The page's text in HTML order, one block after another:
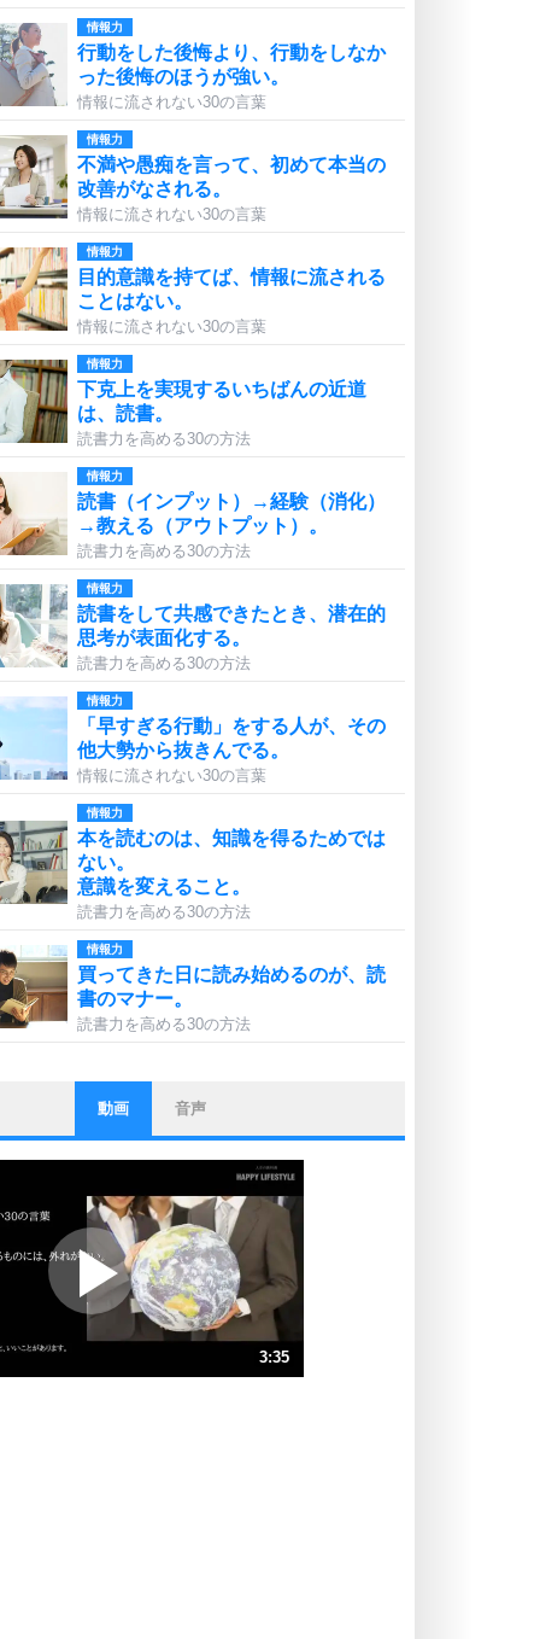
情報力
行動をした後悔より、行動をしなか
った後悔のほうが強い。
情報に流されない30の言葉
情報力
不満や愚痴を言って、初めて本当の
改善がなされる。
情報に流されない30の言葉
情報力
目的意識を持てば、情報に流される
ことはない。
情報に流されない30の言葉
情報力
下克上を実現するいちばんの近道
は、読書。
読書力を高める30の方法
情報力
読書（インプット）→経験（消化）
→教える（アウトプット）。
読書力を高める30の方法
情報力
読書をして共感できたとき、潜在的
思考が表面化する。
読書力を高める30の方法
情報力
「早すぎる行動」をする人が、その
他大勢から抜きんでる。
情報に流されない30の言葉
情報力
本を読むのは、知識を得るためでは
ない。
意識を変えること。
読書力を高める30の方法
情報力
買ってきた日に読み始めるのが、読
書のマナー。
読書力を高める30の方法
ストレス対策
他人と比べない。
いっそのこと、他人を見ない。
プラス思考
ポジティブになれない原因は、行動
しないから。
ポジティブ思考になる30の方法
ストレス対策
動画 音声
3:35